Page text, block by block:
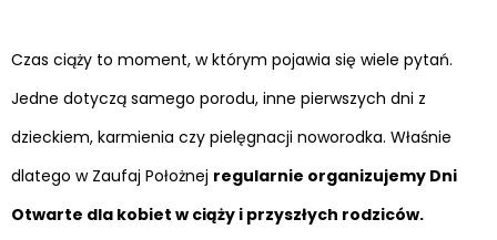
Czas ciąży to moment, w którym pojawia się wiele pytań.
Jedne dotyczą samego porodu, inne pierwszych dni z
dzieckiem, karmienia czy pielęgnacji noworodka. Właśnie
dlatego w Zaufaj Położnej regularnie organizujemy Dni
Otwarte dla kobiet w ciąży i przyszłych rodziców.